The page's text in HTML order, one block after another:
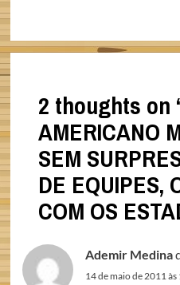
2 thoughts on
AMERICANO
SEM
DE EQUIPES,
COM OS
Ademir Medina
14 de maio de 2011 às